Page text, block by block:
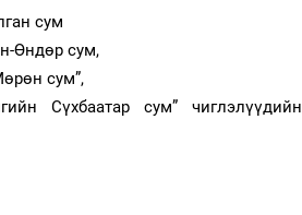
сум
Өндөр сум,
сум”,
Сүхбаатар сум” чиглэлүүдийн